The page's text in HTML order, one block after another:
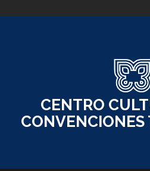
to
CENTRO
CONVENCIONES